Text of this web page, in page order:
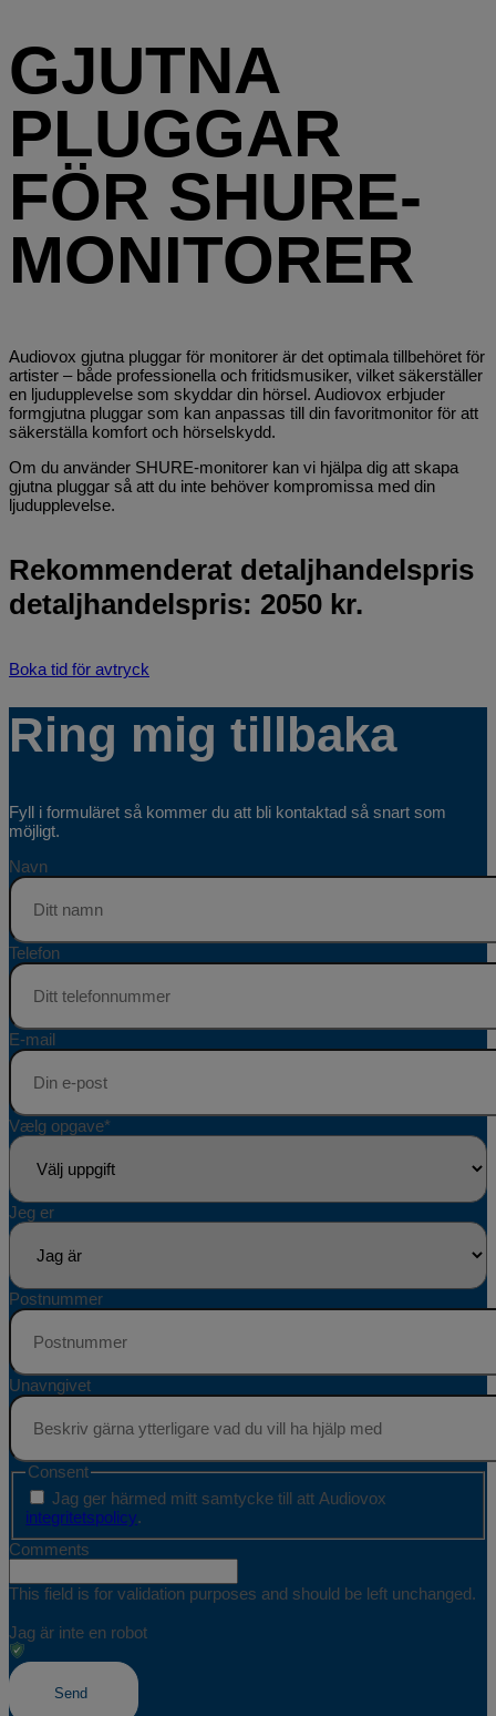
GJUTNA
PLUGGAR
FÖR SHURE-
MONITORER
Audiovox gjutna pluggar för monitorer är det optimala tillbehöret för
artister – både professionella och fritidsmusiker, vilket säkerställer
en ljudupplevelse som skyddar din hörsel. Audiovox erbjuder
formgjutna pluggar som kan anpassas till din favoritmonitor för att
säkerställa komfort och hörselskydd.
Om du använder SHURE-monitorer kan vi hjälpa dig att skapa
gjutna pluggar så att du inte behöver kompromissa med din
ljudupplevelse.
Rekommenderat detaljhandelspris
detaljhandelspris: 2050 kr.
Boka tid för avtryck
Ring mig tillbaka
Fyll i formuläret så kommer du att bli kontaktad så snart som
möjligt.
Navn
Telefon
E-mail
Vælg opgave*
Jeg er
Postnummer
Unavngivet
Consent
Jag ger härmed mitt samtycke till att Audiovox
integritetspolicy.
Comments
This field is for validation purposes and should be left unchanged.
Jag är inte en robot
Send